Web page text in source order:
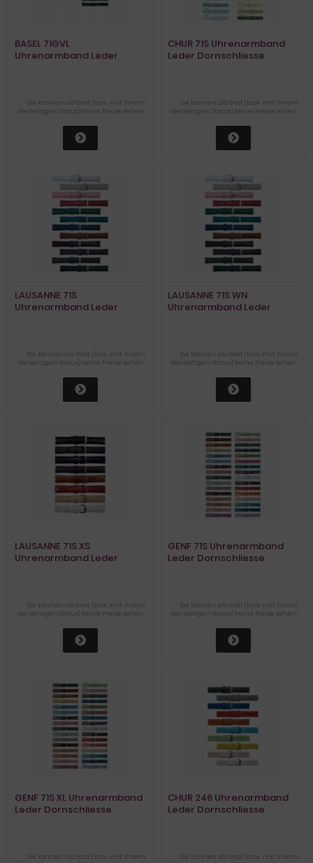
BASEL 71GVL
Uhrenarmband Leder
Sie können als Gast (bzw. mit Ihrem
derzeitigen Status) keine Preise sehen.
CHUR 71S Uhrenarmband
Leder Dornschliesse
Sie können als Gast (bzw. mit Ihrem
derzeitigen Status) keine Preise sehen.
LAUSANNE 71S
Uhrenarmband Leder
Sie können als Gast (bzw. mit Ihrem
derzeitigen Status) keine Preise sehen.
LAUSANNE 71S WN
Uhrenarmband Leder
Sie können als Gast (bzw. mit Ihrem
derzeitigen Status) keine Preise sehen.
LAUSANNE 71S XS
Uhrenarmband Leder
Sie können als Gast (bzw. mit Ihrem
derzeitigen Status) keine Preise sehen.
GENF 71S Uhrenarmband
Leder Dornschliesse
Sie können als Gast (bzw. mit Ihrem
derzeitigen Status) keine Preise sehen.
GENF 71S XL Uhrenarmband
Leder Dornschliesse
Sie können als Gast (bzw. mit Ihrem
CHUR 246 Uhrenarmband
Leder Dornschliesse
Sie können als Gast (bzw. mit Ihrem